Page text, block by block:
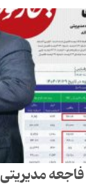
فاجعه مدیر‌یتی